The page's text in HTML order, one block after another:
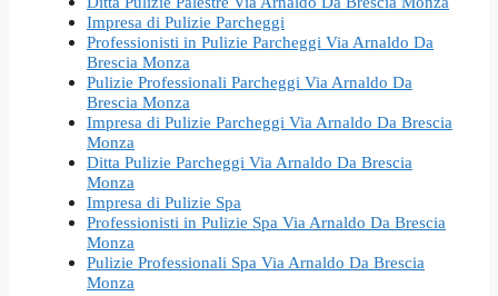
Impresa di Pulizie Parcheggi
Professionisti in Pulizie Parcheggi Via Arnaldo Da
Brescia Monza
Pulizie Professionali Parcheggi Via Arnaldo Da
Brescia Monza
Impresa di Pulizie Parcheggi Via Arnaldo Da Brescia
Monza
Ditta Pulizie Parcheggi Via Arnaldo Da Brescia
Monza
Impresa di Pulizie Spa
Professionisti in Pulizie Spa Via Arnaldo Da Brescia
Monza
Pulizie Professionali Spa Via Arnaldo Da Brescia
Monza